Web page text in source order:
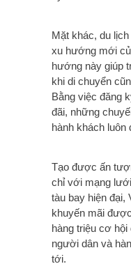
Mặt khác, du
xu hướng mới
hướng này giúp
khi di chuyển
Bằng việc đăng
đãi, những
hành khách
Tạo được ấn
chỉ với mạng
tàu bay hiện đại,
khuyến mãi
hàng triệu cơ
người dân và
tới.